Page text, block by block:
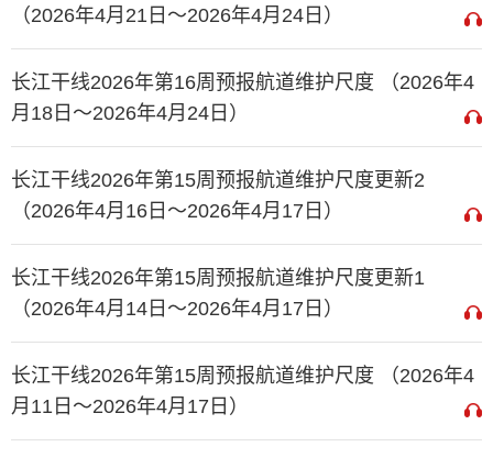
（2026年4月21日～2026年4月24日）
长江干线2026年第16周预报航道维护尺度 （2026年4
月18日～2026年4月24日）
长江干线2026年第15周预报航道维护尺度更新2
（2026年4月16日～2026年4月17日）
长江干线2026年第15周预报航道维护尺度更新1
（2026年4月14日～2026年4月17日）
长江干线2026年第15周预报航道维护尺度 （2026年4
月11日～2026年4月17日）